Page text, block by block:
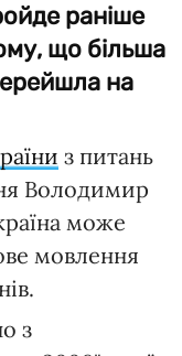
раніше
що більша
на
з питань
Володимир
може
мовлення
з